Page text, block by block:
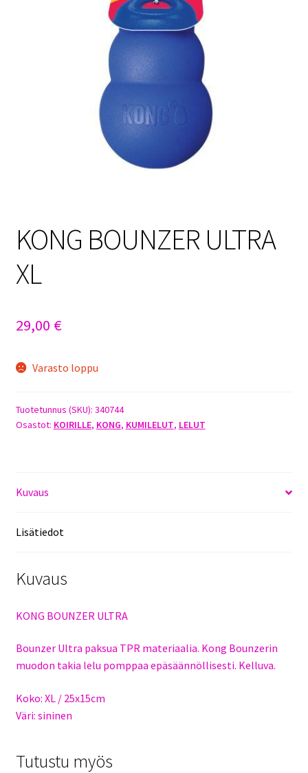
KONG BOUNZER ULTRA
XL
29,00 €
Varasto loppu
Tuotetunnus (SKU): 340744
Osastot: KOIRILLE, KONG, KUMILELUT, LELUT
Kuvaus
Lisätiedot
Kuvaus
KONG BOUNZER ULTRA
Bounzer Ultra paksua TPR materiaalia. Kong Bounzerin
muodon takia lelu pomppaa epäsäännöllisesti. Kelluva.
Koko: XL / 25x15cm
Väri: sininen
Tutustu myös